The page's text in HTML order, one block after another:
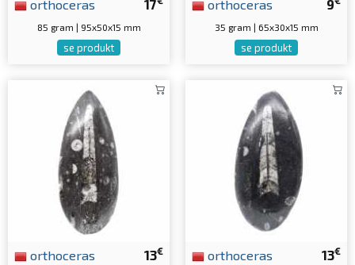
17
orthoceras
85 gram | 95x50x15 mm
se produkt
9
orthoceras
35 gram | 65x30x15 mm
se produkt
13€
orthoceras 13€
orthoceras